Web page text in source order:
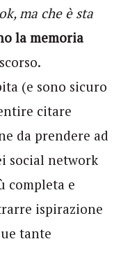
ma che è sta
la memoria
(e sono sicuro
citare
da prendere ad
social network
completa e
ispirazione
tante